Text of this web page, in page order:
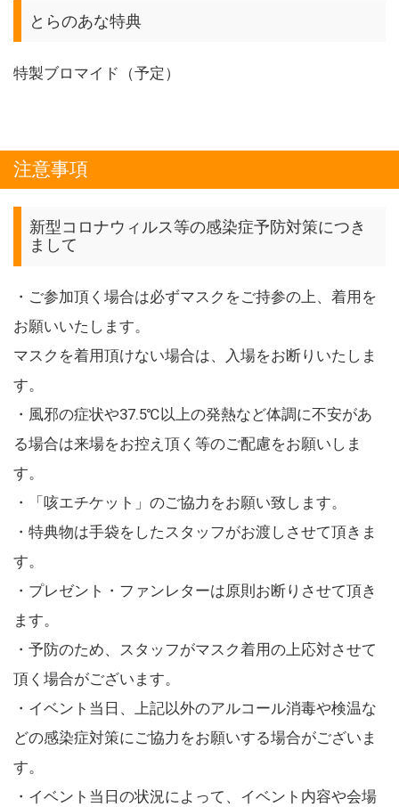
とらのあな特典
特製ブロマイド（予定）
注意事項
新型コロナウィルス等の感染症予防対策につき
まして
・ご参加頂く場合は必ずマスクをご持参の上、着用を
お願いいたします。
マスクを着用頂けない場合は、入場をお断りいたしま
す。
・風邪の症状や37.5℃以上の発熱など体調に不安があ
る場合は来場をお控え頂く等のご配慮をお願いしま
す。
・「咳エチケット」のご協力をお願い致します。
・特典物は手袋をしたスタッフがお渡しさせて頂きま
す。
・プレゼント・ファンレターは原則お断りさせて頂き
ます。
・予防のため、スタッフがマスク着用の上応対させて
頂く場合がございます。
・イベント当日、上記以外のアルコール消毒や検温な
どの感染症対策にご協力をお願いする場合がございま
す。
・イベント当日の状況によって、イベント内容や会場